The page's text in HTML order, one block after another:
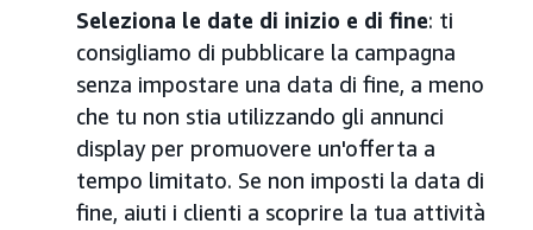
Seleziona le date di inizio e di fine: ti
consigliamo di pubblicare la campagna
senza impostare una data di fine, a meno
che tu non stia utilizzando gli annunci
display per promuovere un'offerta a
tempo limitato. Se non imposti la data di
fine, aiuti i clienti a scoprire la tua attività